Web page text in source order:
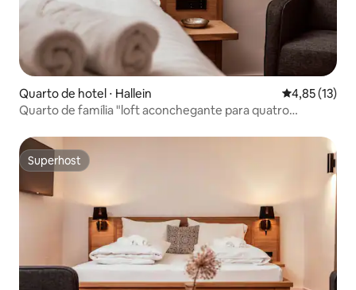
Quarto de hotel ⋅ Hallein 4,85 de uma
4,85 (13)
Quarto de família "loft aconchegante para quatro
Superhost
Superhost